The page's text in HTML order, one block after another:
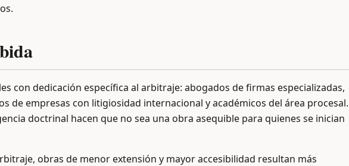
con dedicación específica al arbitraje: abogados de firmas especializadas,
de empresas con litigiosidad internacional y académicos del área procesal.
doctrinal hacen que no sea una obra asequible para quienes se inician
obras de menor extensión y mayor accesibilidad resultan más